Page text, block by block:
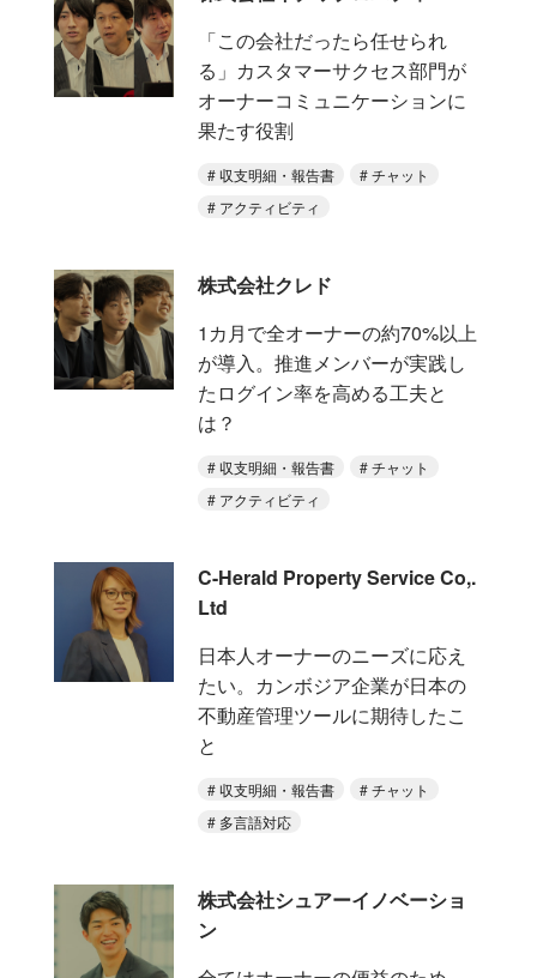
「この会社だったら任せられ
る」カスタマーサクセス部門が
オーナーコミュニケーションに
果たす役割
収支明細・報告書
チャット
アクティビティ
株式会社クレド
1カ月で全オーナーの約70%以上
が導入。推進メンバーが実践し
たログイン率を高める工夫と
は？
収支明細・報告書
チャット
アクティビティ
C-Herald Property Service Co,.
Ltd
日本人オーナーのニーズに応え
たい。カンボジア企業が日本の
不動産管理ツールに期待したこ
と
収支明細・報告書
チャット
多言語対応
株式会社シュアーイノベーショ
ン